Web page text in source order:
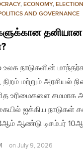
, ECONOMY,
AND GOVERNANCE
தனியான
உலக நாடுகளின்
நிறம் மற்றும் அரசியல்
உரிமைகளை சமமாக
ஐக்கிய நாடுகள்
ஆண்டு டிசம்பர்
on July 9, 2026